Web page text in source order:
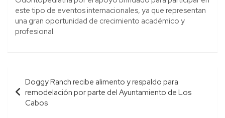
este tipo de eventos internacionales, ya que representan
una gran oportunidad de crecimiento académico y
profesional.
Navegación
de
entradas
Doggy Ranch recibe alimento y respaldo para
remodelación por parte del Ayuntamiento de Los
Cabos